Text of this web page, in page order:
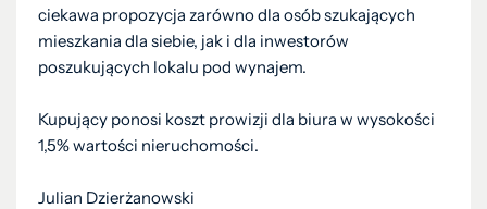
ciekawa propozycja zarówno dla osób szukających
mieszkania dla siebie, jak i dla inwestorów
poszukujących lokalu pod wynajem.
Kupujący ponosi koszt prowizji dla biura w wysokości
1,5% wartości nieruchomości.
Julian Dzierżanowski